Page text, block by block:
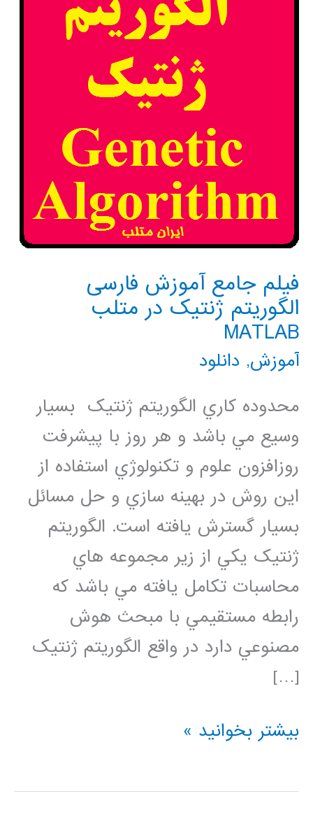
فیلم جامع آموزش فارسی
الگوریتم ژنتیک در متلب
MATLAB
آموزش, دانلود
محدوده کاري الگوريتم ژنتيک بسيار
وسيع مي باشد و هر روز با پيشرفت
روزافزون علوم و تکنولوژي استفاده از
اين روش در بهينه سازي و حل مسائل
بسيار گسترش يافته است. الگوريتم
ژنتيک يکي از زير مجموعه هاي
محاسبات تکامل يافته مي باشد که
رابطه مستقيمي با مبحث هوش
مصنوعي دارد در واقع الگوريتم ژنتيک
[…]
فیلم
آموزش
بیشتر بخوانید »